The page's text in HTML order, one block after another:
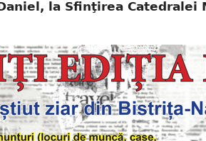
la Sfinţirea Catedralei